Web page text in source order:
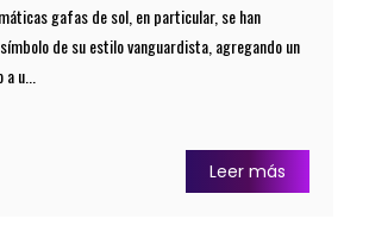
gafas de sol, en particular, se han
de su estilo vanguardista, agregando un
u...
Leer más